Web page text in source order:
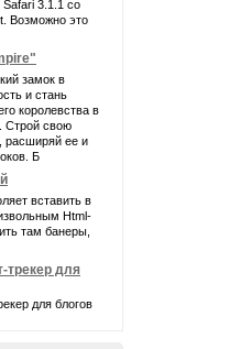
3.1.1 со
Возможно это
замок в
и стань
королевства в
Строй свою
расширяй ее и
Б
вставить в
Html-
там банеры,
трекер для
для блогов